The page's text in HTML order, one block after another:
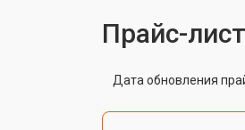
Прайс-
Дата обновления